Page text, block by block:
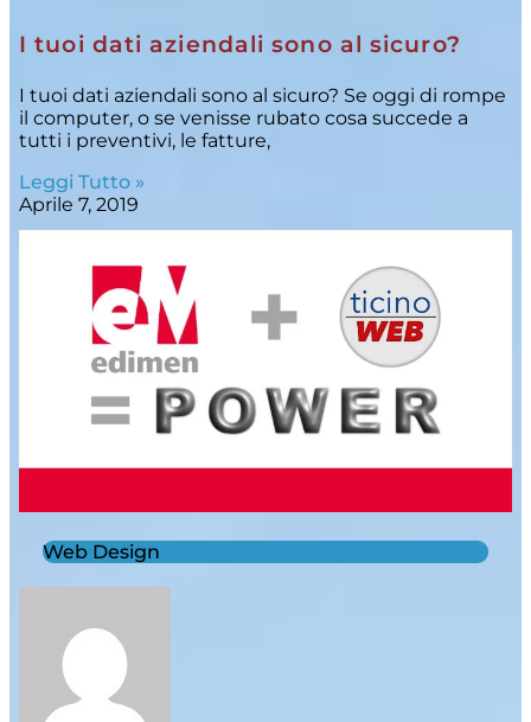
I tuoi dati aziendali sono al sicuro?
I tuoi dati aziendali sono al sicuro? Se oggi di rompe
il computer, o se venisse rubato cosa succede a
tutti i preventivi, le fatture,
Leggi Tutto »
Aprile 7, 2019
Web Design